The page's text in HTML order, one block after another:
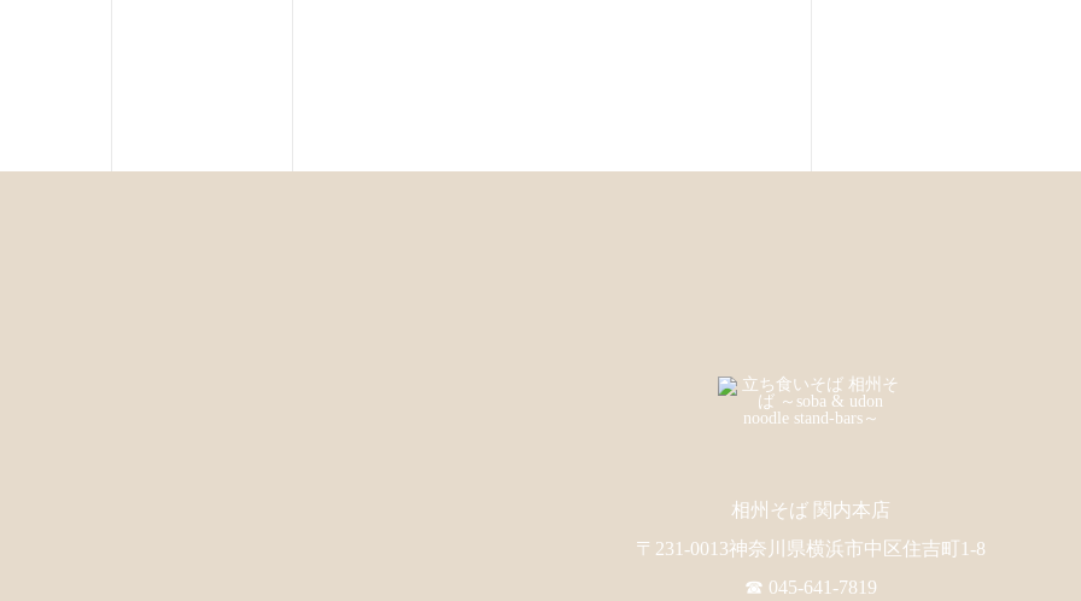
相州そば 関内本店
〒231-0013神奈川県横浜市中区住吉町1-8
☎ 045-641-7819